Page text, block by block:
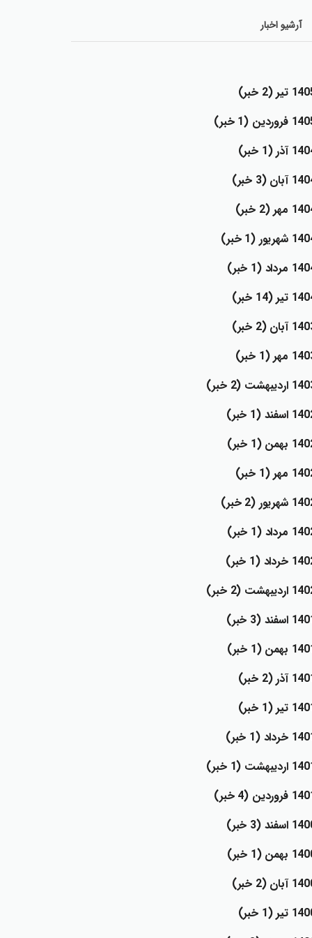
آرشيو اخبار‌
تير (2 خبر)
(1 خبر)
آذر (1 خبر)
آبان (3 خبر)
مهر (2 خبر)
(1 خبر)
(1 خبر)
تير (14 خبر)
آبان (2 خبر)
مهر (1 خبر)
(2 خبر)
(1 خبر)
بهمن (1 خبر)
مهر (1 خبر)
(2 خبر)
(1 خبر)
(1 خبر)
(2 خبر)
اسفند (3 خبر)
بهمن (1 خبر)
آذر (2 خبر)
تير (1 خبر)
خرداد (1 خبر)
(1 خبر)
(4 خبر)
(3 خبر)
بهمن (1 خبر)
آبان (2 خبر)
تير (1 خبر)